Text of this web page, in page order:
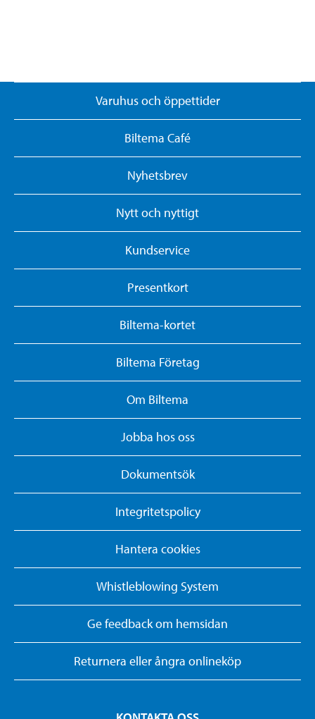
Varuhus och öppettider
Biltema Café
Nyhetsbrev
Nytt och nyttigt
Kundservice
Presentkort
Biltema-kortet
Biltema Företag
Om Biltema
Jobba hos oss
Dokumentsök
Integritetspolicy
Hantera cookies
Whistleblowing System
Ge feedback om hemsidan
Returnera eller ångra onlineköp